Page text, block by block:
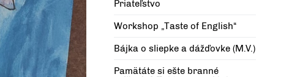
Priateľstvo
Workshop „Taste of English“
Bájka o sliepke a dážďovke (M.V.)
Pamätáte si ešte branné